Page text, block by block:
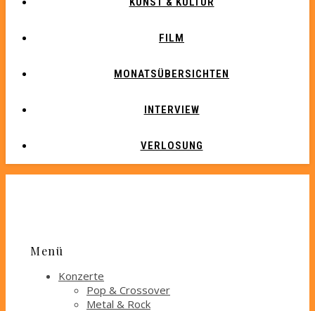
FILM
MONATSÜBERSICHTEN
INTERVIEW
VERLOSUNG
Menü
Konzerte
Pop & Crossover
Metal & Rock